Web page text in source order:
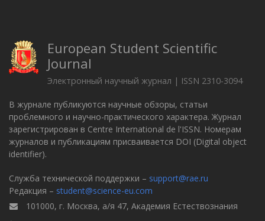
European Student Scientific
Journal
Электронный научный журнал | ISSN 2310-3094
В журнале публикуются научные обзоры, статьи
проблемного и научно-практического характера. Журнал
зарегистрирован в Centre International de l'ISSN. Номерам
журналов и публикациям присваивается DOI (Digital object
identifier).
Служба технической поддержки – support@rae.ru
Редакция – student@science-eu.com
101000, г. Москва, а/я 47, Академия Естествознания